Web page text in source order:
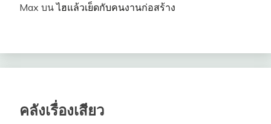
Max บนไฮแล้วเย็ดกับคนงานก่อสร้าง
คลังเรื่องเสียว